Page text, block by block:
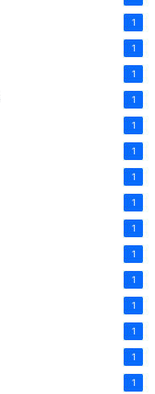
1
1
1
1
1
1
1
1
1
1
1
1
1
1
1